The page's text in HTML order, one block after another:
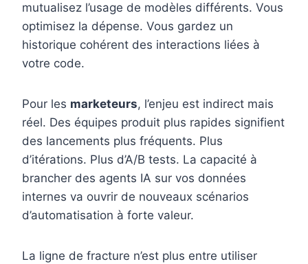
mutualisez l’usage de modèles différents. Vous
optimisez la dépense. Vous gardez un
historique cohérent des interactions liées à
votre code.
Pour les marketeurs, l’enjeu est indirect mais
réel. Des équipes produit plus rapides signifient
des lancements plus fréquents. Plus
d’itérations. Plus d’A/B tests. La capacité à
brancher des agents IA sur vos données
internes va ouvrir de nouveaux scénarios
d’automatisation à forte valeur.
La ligne de fracture n’est plus entre utiliser